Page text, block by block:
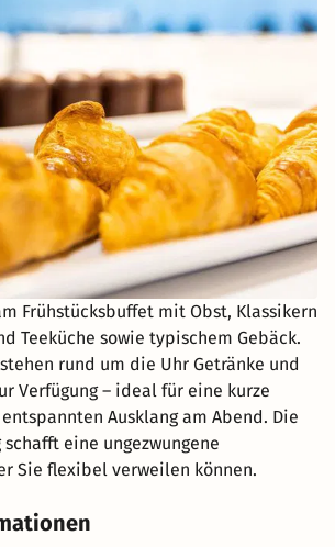
Frühstücksbuffet mit Obst, Klassikern
Teeküche sowie typischem Gebäck.
rund um die Uhr Getränke und
Verfügung – ideal für eine kurze
Ausklang am Abend. Die
eine ungezwungene
Sie flexibel verweilen können.